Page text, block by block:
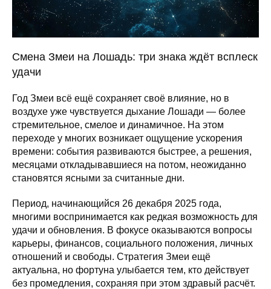
Смена Змеи на Лошадь: три знака ждёт всплеск
удачи
Год Змеи всё ещё сохраняет своё влияние, но в
воздухе уже чувствуется дыхание Лошади — более
стремительное, смелое и динамичное. На этом
переходе у многих возникает ощущение ускорения
времени: события развиваются быстрее, а решения,
месяцами откладывавшиеся на потом, неожиданно
становятся ясными за считанные дни.
Период, начинающийся 26 декабря 2025 года,
многими воспринимается как редкая возможность для
удачи и обновления. В фокусе оказываются вопросы
карьеры, финансов, социального положения, личных
отношений и свободы. Стратегия Змеи ещё
актуальна, но фортуна улыбается тем, кто действует
без промедления, сохраняя при этом здравый расчёт.